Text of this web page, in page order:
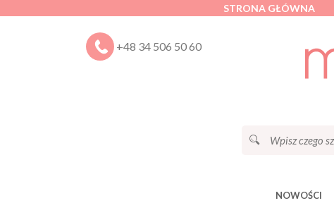
STRONA GŁÓWNA
+48 34 506 50 60
NOWOŚCI